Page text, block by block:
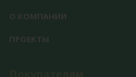
О КОМПАНИИ
ПРОЕКТЫ